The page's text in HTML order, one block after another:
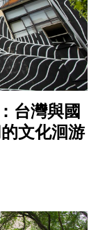
台灣與國
文化洄游